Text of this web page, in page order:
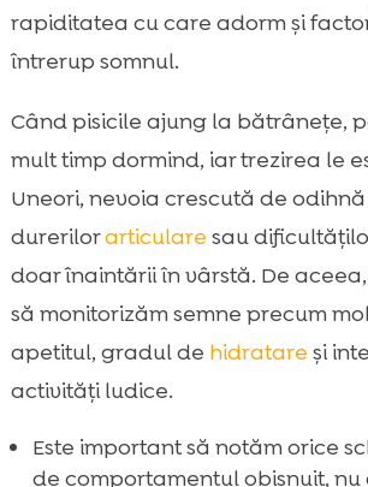
rapiditatea cu care adorm și
întrerup somnul.
Când pisicile ajung la bătrânețe,
mult timp dormind, iar trezirea le
Uneori, nevoia crescută de
durerilorarticulare sau
doar înaintării în vârstă. De
să monitorizăm semne precum
apetitul, gradul de hidratare și
activități ludice.
Este important să notăm orice
de comportamentul obișnuit,